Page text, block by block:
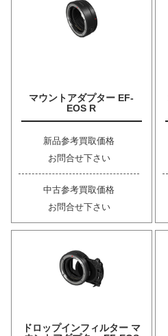
マウントアダプター EF-
EOS R
新品参考買取価格
お問合せ下さい
中古参考買取価格
お問合せ下さい
ドロップインフィルター マ